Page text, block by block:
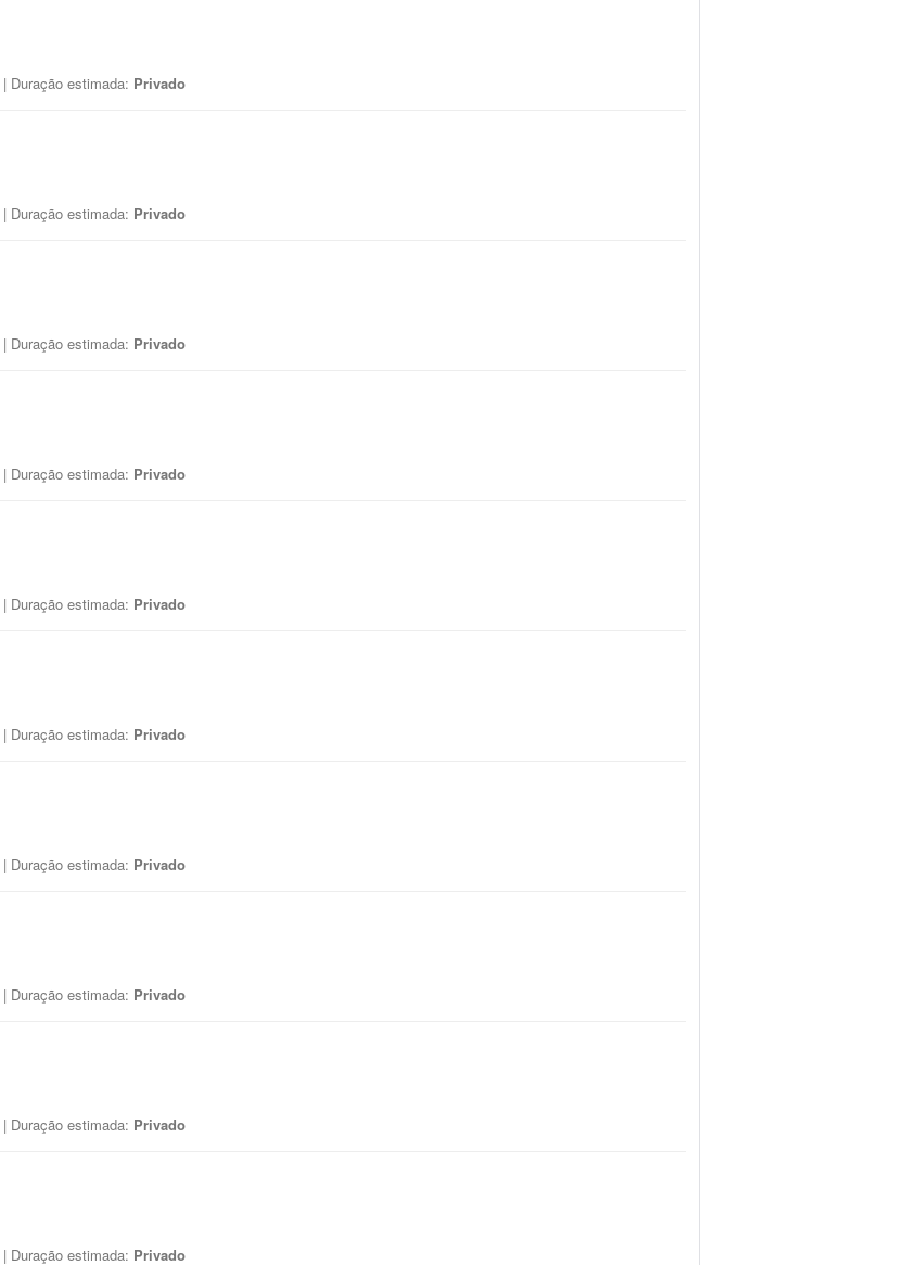
| Duração estimada: Privado
| Duração estimada: Privado
| Duração estimada: Privado
| Duração estimada: Privado
| Duração estimada: Privado
| Duração estimada: Privado
| Duração estimada: Privado
| Duração estimada: Privado
| Duração estimada: Privado
| Duração estimada: Privado